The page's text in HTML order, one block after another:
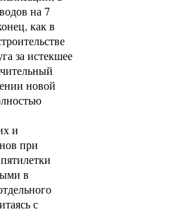
на 7
как в
за истекшее
новой
и
при
в
с